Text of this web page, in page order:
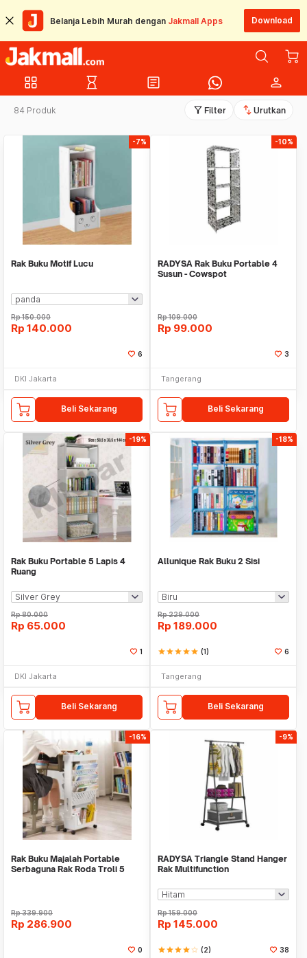
Belanja Lebih Murah dengan Jakmall Apps Download
grid_view hourglass_empty article person
84 Produk filter_alt Filter swap_vert Urutkan
-7%
Rak Buku Motif Lucu
Rp150.000
Rp 140.000
6
DKI Jakarta
Beli Sekarang
-10%
RADYSA Rak Buku Portable 4
Susun - Cowspot
Rp109.000
Rp 99.000
3
Tangerang
Beli Sekarang
-19%
Rak Buku Portable 5 Lapis 4
Ruang
Rp80.000
Rp 65.000
1
DKI Jakarta
Beli Sekarang
-18%
Allunique Rak Buku 2 Sisi
Rp229.000
Rp 189.000
starstarstarstarstar (1) 6
Tangerang
Beli Sekarang
-16%
Rak Buku Majalah Portable
Serbaguna Rak Roda Troli 5
Rp339.900
Rp 286.900
0
-9%
RADYSA Triangle Stand Hanger
Rak Multifunction
Rp159.000
Rp 145.000
starstarstarstarstar_border (2) 38